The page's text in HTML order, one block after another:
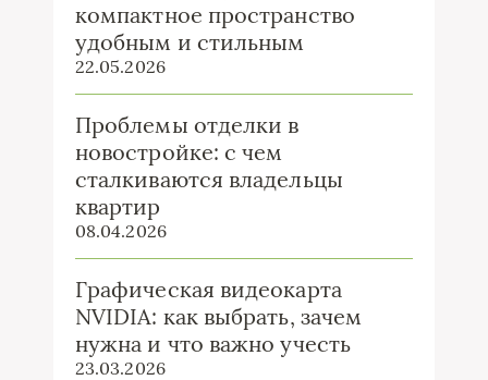
компактное пространство
удобным и стильным
22.05.2026
Проблемы отделки в
новостройке: с чем
сталкиваются владельцы
квартир
08.04.2026
Графическая видеокарта
NVIDIA: как выбрать, зачем
нужна и что важно учесть
23.03.2026